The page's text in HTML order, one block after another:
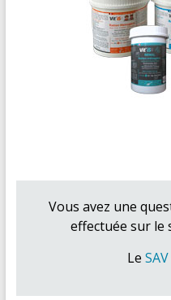
Vous avez une
effectuée sur le
Le SAV